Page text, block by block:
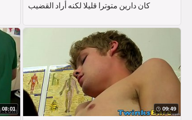
كان دارين متوترا قليلا لكنه أراد القضيب
08:01 09:49